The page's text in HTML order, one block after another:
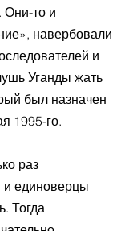
Они-то и
навербовали
и
Уганды жать
был назначен
1995-го.
раз
и единоверцы
Тогда